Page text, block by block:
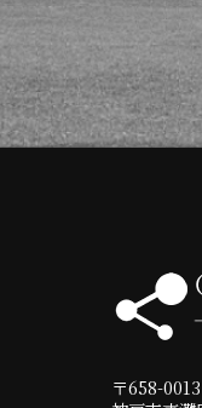
〒658-0013